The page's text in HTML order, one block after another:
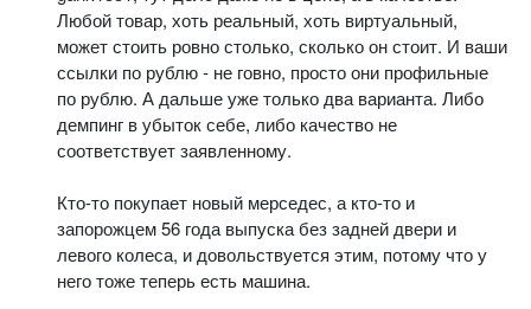
Любой товар, хоть реальный, хоть виртуальный,
может стоить ровно столько, сколько он стоит. И ваши
ссылки по рублю - не говно, просто они профильные
по рублю. А дальше уже только два варианта. Либо
демпинг в убыток себе, либо качество не
соответствует заявленному.
Кто-то покупает новый мерседес, а кто-то и
запорожцем 56 года выпуска без задней двери и
левого колеса, и довольствуется этим, потому что у
него тоже теперь есть машина.